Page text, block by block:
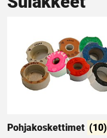
Pohjakoskettimet (10)